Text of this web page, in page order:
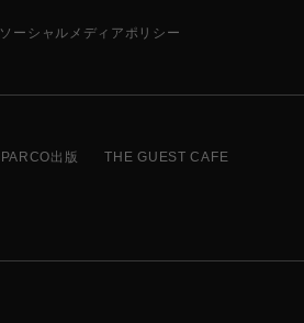
ソーシャルメディアポリシー
PARCO出版 THE GUEST CAFE